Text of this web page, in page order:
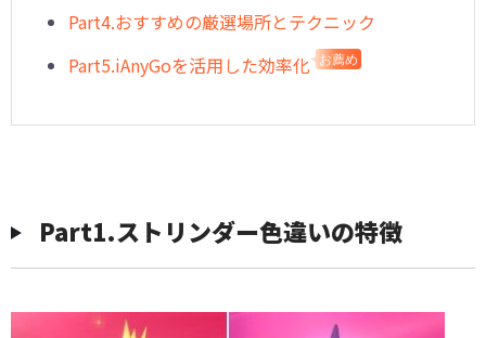
Part4.おすすめの厳選場所とテクニック
Part5.iAnyGoを活用した効率化
お薦め
Part1.ストリンダー色違いの特徴